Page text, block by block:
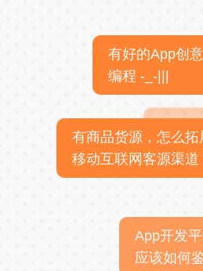
有好的App创
编程 -_-|||
有商品货源，怎么拓
移动互联网客源渠道
App开发
应该如何